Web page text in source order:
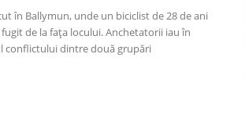
în Ballymun, unde un biciclist de 28 de ani
de la fața locului. Anchetatorii iau în
conflictului dintre două grupări